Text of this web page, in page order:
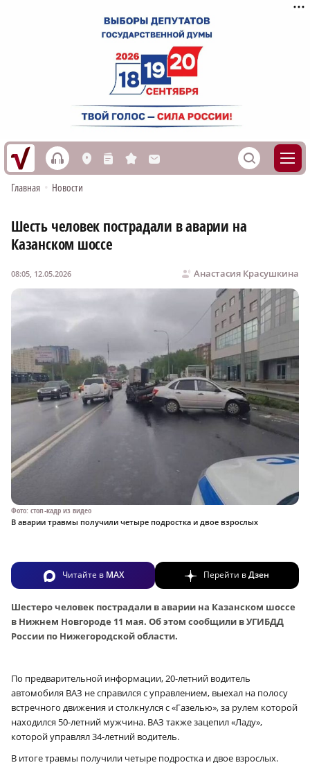
h L n s M S
Главная • Новости
Шесть человек пострадали в аварии на
Казанском шоссе
Анастасия Красушкина
08:05, 12.05.2026
Фото: стоп-кадр из видео
В аварии травмы получили четыре подростка и двое взрослых
Читайте в MAX Перейти вДзен
Шестеро человек пострадали в аварии на Казанском шоссе
в Нижнем Новгороде 11 мая. Об этом сообщили в УГИБДД
России по Нижегородской области.
По предварительной информации, 20-летний водитель
автомобиля ВАЗ не справился с управлением, выехал на полосу
встречного движения и столкнулся с «Газелью», за рулем которой
находился 50-летний мужчина. ВАЗ также зацепил «Ладу»,
которой управлял 34-летний водитель.
В итоге травмы получили четыре подростка и двое взрослых.